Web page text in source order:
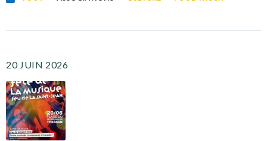
20 JUIN 2026